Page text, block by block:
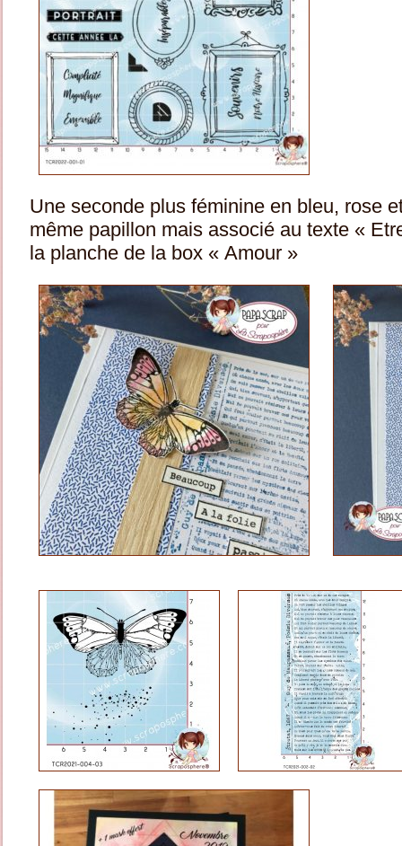
Une seconde plus féminine en bleu, rose
même papillon mais associé au texte «
la planche de la box « Amour »